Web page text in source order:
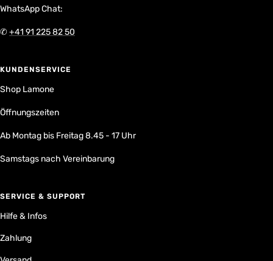
WhatsApp Chat:
✆+41 91 225 82 50
KUNDENSERVICE
Shop Lamone
Öffnungszeiten
Ab Montag bis Freitag 8.45 - 17 Uhr
Samstags nach Vereinbarung
SERVICE & SUPPORT
Hilfe & Infos
Zahlung